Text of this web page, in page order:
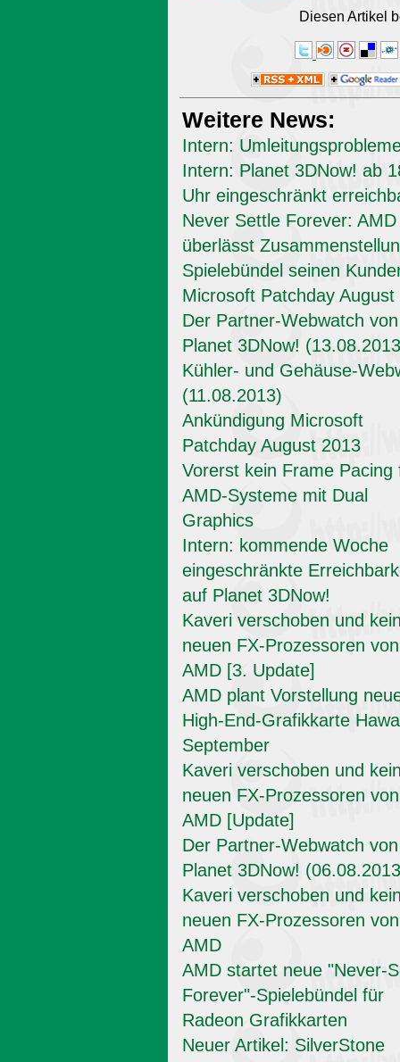
Diesen Artikel
Weitere News:
Intern:
Intern: Planet 3DNow! ab
Uhr eingeschränkt
Never Settle Forever: AMD
überlässt
Spielebündel seinen
Microsoft Patchday August
Der Partner-Webwatch von
Planet 3DNow!
Kühler- und Gehäuse-
(11.08.2013)
Ankündigung Microsoft
Patchday August 2013
Vorerst kein Frame Pacing
AMD-Systeme mit Dual
Graphics
Intern: kommende Woche
eingeschränkte
auf Planet 3DNow!
Kaveri verschoben und
neuen FX-Prozessoren von
AMD [3. Update]
AMD plant Vorstellung
High-End-Grafikkarte
September
Kaveri verschoben und
neuen FX-Prozessoren von
AMD [Update]
Der Partner-Webwatch von
Planet 3DNow!
Kaveri verschoben und
neuen FX-Prozessoren von
AMD
AMD startet neue "Never-
Forever"-Spielebündel für
Radeon Grafikkarten
Neuer Artikel: SilverStone